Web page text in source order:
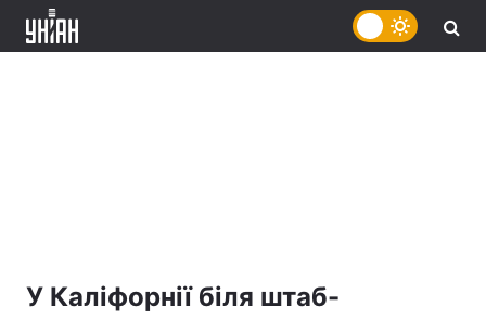
У Каліфорнії біля штаб-